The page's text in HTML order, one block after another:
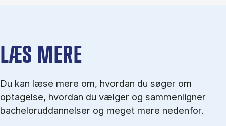
LÆS MERE
Du kan læse mere om, hvordan du søger om
optagelse, hvordan du vælger og sammenligner
bacheloruddannelser og meget mere nedenfor.